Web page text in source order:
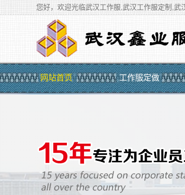
您好，欢迎光临武汉工作服,武汉工作服定制,武
网站首页 工作服定做